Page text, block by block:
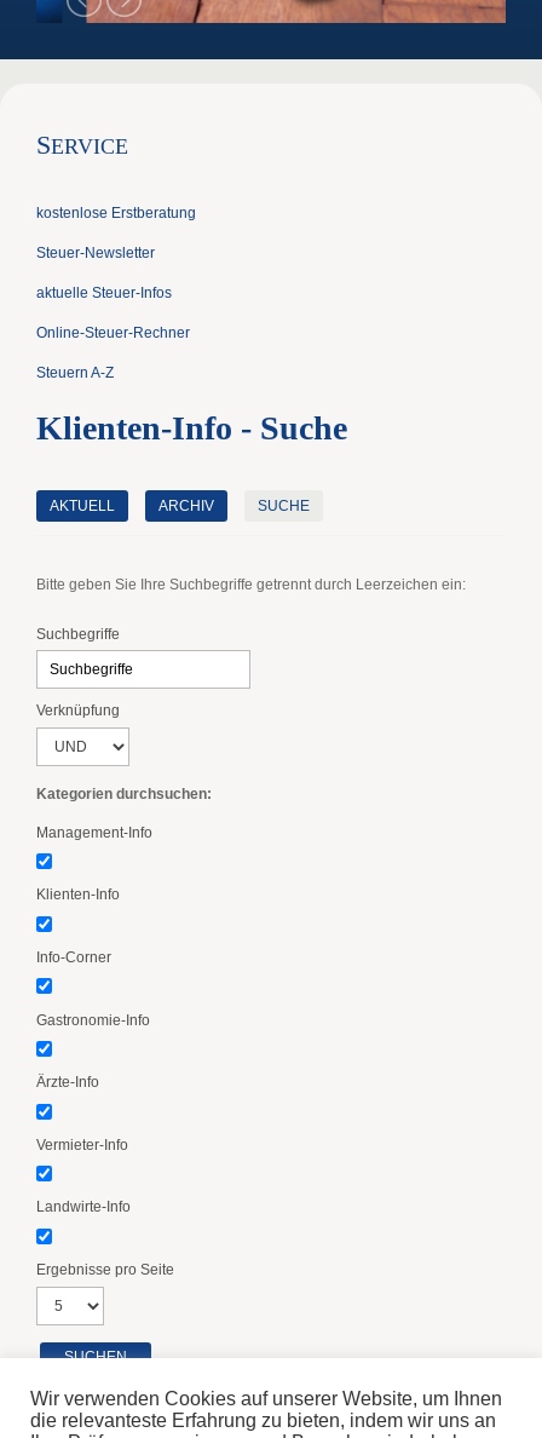
SERVICE
kostenlose Erstberatung
Steuer-Newsletter
aktuelle Steuer-Infos
Online-Steuer-Rechner
Steuern A-Z
Klienten-Info - Suche
AKTUELL ARCHIV SUCHE
Bitte geben Sie Ihre Suchbegriffe getrennt durch Leerzeichen ein:
Suchbegriffe
Verknüpfung
Kategorien durchsuchen:
Management-Info
Klienten-Info
Info-Corner
Gastronomie-Info
Ärzte-Info
Vermieter-Info
Landwirte-Info
Ergebnisse pro Seite
Wir verwenden Cookies auf unserer Website, um Ihnen
die relevanteste Erfahrung zu bieten, indem wir uns an